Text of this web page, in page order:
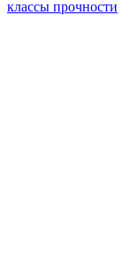
классы прочности